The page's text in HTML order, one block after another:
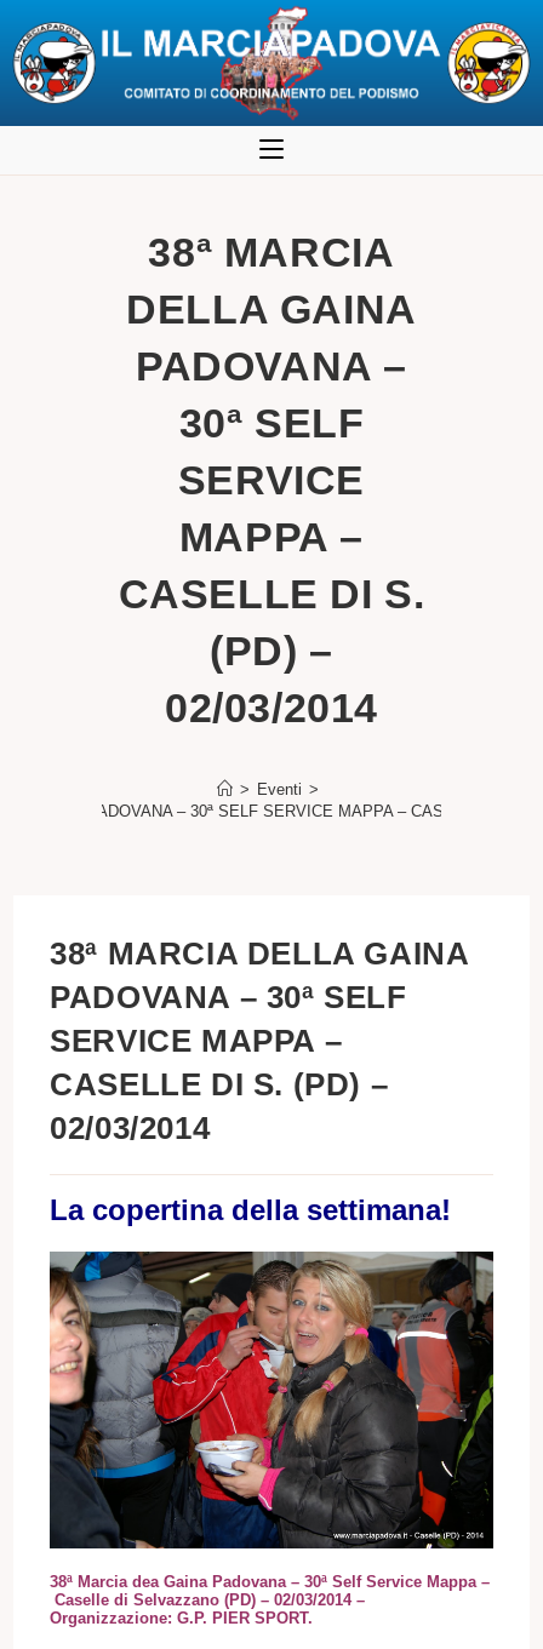
al
38ª MARCIA
DELLA GAINA
PADOVANA –
30ª SELF
SERVICE
MAPPA –
CASELLE DI S.
(PD) –
02/03/2014
> Eventi >
GAINA PADOVANA – 30ª SELF SERVICE MAPPA – CASELLE DI S.
38ª MARCIA DELLA GAINA
PADOVANA – 30ª SELF
SERVICE MAPPA –
CASELLE DI S. (PD) –
02/03/2014
La copertina della settimana!
38ª Marcia dea Gaina Padovana – 30ª Self Service Mappa –
Caselle di Selvazzano (PD) – 02/03/2014–
Organizzazione: G.P. PIER SPORT.